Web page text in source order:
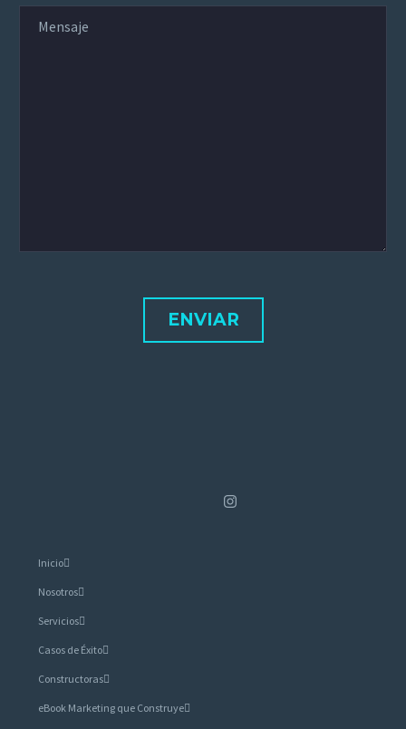
Inicio
Nosotros
Servicios
Casos de Éxito
Constructoras
eBook Marketing que Construye